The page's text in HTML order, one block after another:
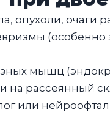
опухоли, очаги
(особенно
мышц
рассеянный
или